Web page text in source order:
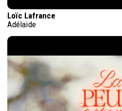
Loïc Lafrance
Adélaïde